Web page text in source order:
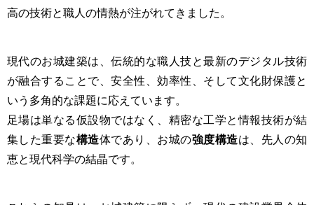
高の技術と職人の情熱が注がれてきました。
現代のお城建築は、伝統的な職人技と最新のデジタル技術
が融合することで、安全性、効率性、そして文化財保護と
いう多角的な課題に応えています。
足場は単なる仮設物ではなく、精密な工学と情報技術が結
集した重要な構造体であり、お城の強度構造は、先人の知
恵と現代科学の結晶です。